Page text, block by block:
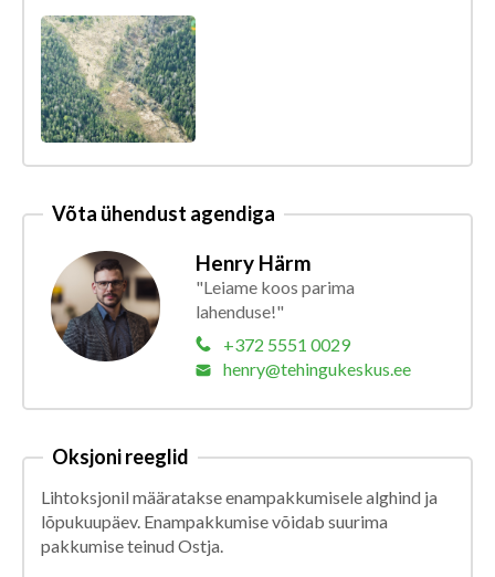
Võta ühendust agendiga
Henry Härm
"Leiame koos parima
lahenduse!"
+372 5551 0029
henry@tehingukeskus.ee
Oksjoni reeglid
Lihtoksjonil määratakse enampakkumisele alghind ja
lõpukuupäev. Enampakkumise võidab suurima
pakkumise teinud Ostja.